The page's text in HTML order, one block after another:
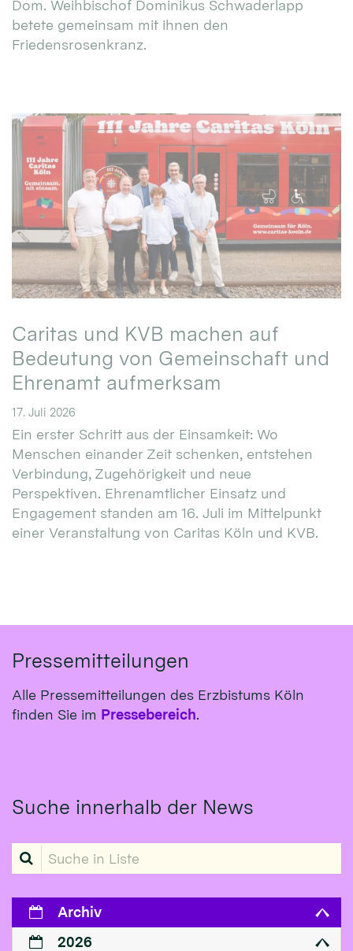
Dom. Weihbischof Dominikus Schwaderlapp
betete gemeinsam mit ihnen den
Friedensrosenkranz.
Caritas und KVB machen auf
Bedeutung von Gemeinschaft und
Ehrenamt aufmerksam
17. Juli 2026
Ein erster Schritt aus der Einsamkeit: Wo
Menschen einander Zeit schenken, entstehen
Verbindung, Zugehörigkeit und neue
Perspektiven. Ehrenamtlicher Einsatz und
Engagement standen am 16. Juli im Mittelpunkt
einer Veranstaltung von Caritas Köln und KVB.
Pressemitteilungen
Alle Pressemitteilungen des Erzbistums Köln
finden Sie im Pressebereich.
Suche innerhalb der News
Suche in Liste
Archiv
2026